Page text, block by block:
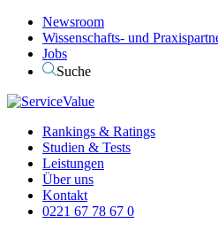
Newsroom
Wissenschafts- und
Jobs
Suche
Rankings & Ratings
Studien & Tests
Leistungen
Über uns
Kontakt
0221 67 78 67 0